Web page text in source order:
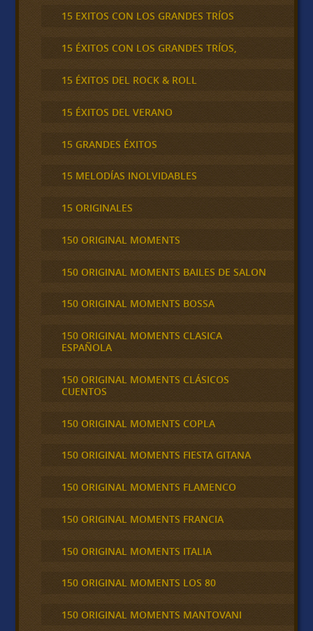
15 EXITOS CON LOS GRANDES TRÍOS
15 ÉXITOS CON LOS GRANDES TRÍOS,
15 ÉXITOS DEL ROCK & ROLL
15 ÉXITOS DEL VERANO
15 GRANDES ÉXITOS
15 MELODÍAS INOLVIDABLES
15 ORIGINALES
150 ORIGINAL MOMENTS
150 ORIGINAL MOMENTS BAILES DE SALON
150 ORIGINAL MOMENTS BOSSA
150 ORIGINAL MOMENTS CLASICA
ESPAÑOLA
150 ORIGINAL MOMENTS CLÁSICOS
CUENTOS
150 ORIGINAL MOMENTS COPLA
150 ORIGINAL MOMENTS FIESTA GITANA
150 ORIGINAL MOMENTS FLAMENCO
150 ORIGINAL MOMENTS FRANCIA
150 ORIGINAL MOMENTS ITALIA
150 ORIGINAL MOMENTS LOS 80
150 ORIGINAL MOMENTS MANTOVANI